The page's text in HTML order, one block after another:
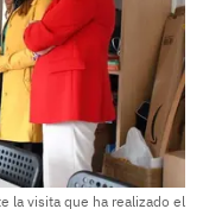
la visita que ha realizado el